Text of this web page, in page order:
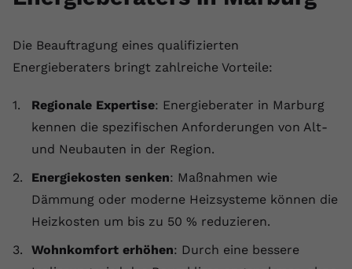
Die Beauftragung eines qualifizierten
Energieberaters bringt zahlreiche Vorteile:
Regionale Expertise: Energieberater in Marburg
kennen die spezifischen Anforderungen von Alt-
und Neubauten in der Region.
Energiekosten senken: Maßnahmen wie
Dämmung oder moderne Heizsysteme können die
Heizkosten um bis zu 50 % reduzieren.
Wohnkomfort erhöhen: Durch eine bessere